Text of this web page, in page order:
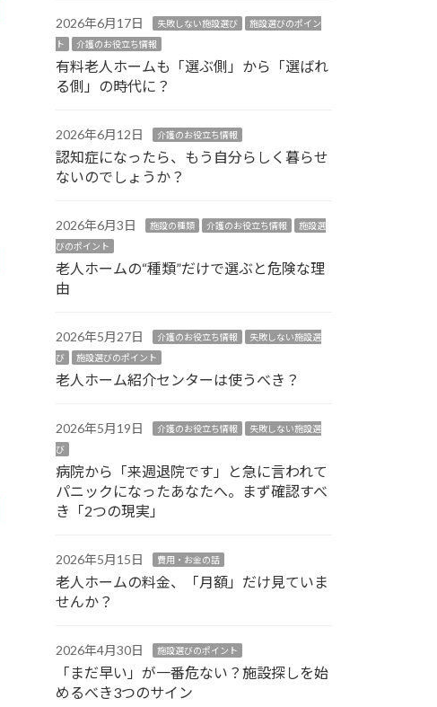
2026年6月17日 失敗しない施設選び
施設選びのポイン
ト
介護のお役立ち情報
有料老人ホームも「選ぶ側」から「選ばれ
る側」の時代に？
2026年6月12日 介護のお役立ち情報
認知症になったら、もう自分らしく暮らせ
ないのでしょうか？
2026年6月3日 施設の種類 介護のお役立ち情報
施設選
びのポイント
老人ホームの“種類”だけで選ぶと危険な理
由
2026年5月27日 介護のお役立ち情報
失敗しない施設選
び
施設選びのポイント
老人ホーム紹介センターは使うべき？
2026年5月19日 介護のお役立ち情報
失敗しない施設選
び
病院から「来週退院です」と急に言われて
パニックになったあなたへ。まず確認すべ
き「2つの現実」
2026年5月15日 費用・お金の話
老人ホームの料金、「月額」だけ見ていま
せんか？
2026年4月30日 施設選びのポイント
「まだ早い」が一番危ない？施設探しを始
めるべき3つのサイン